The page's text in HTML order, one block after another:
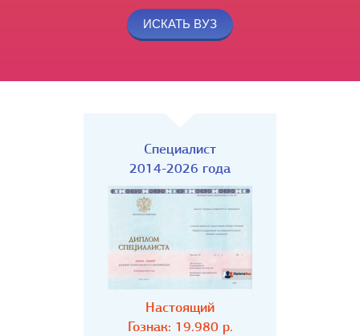
Специалист
2014-2026 года
Настоящий
Гознак: 19.980 р.